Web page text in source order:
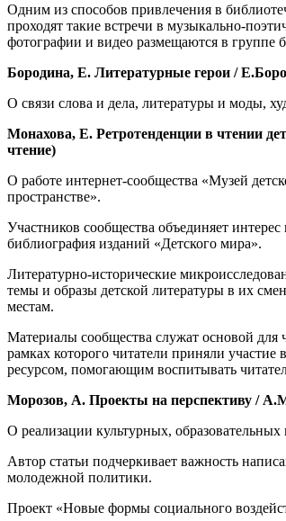
Одним из способов привлечения в
проходят такие встречи в музыкально-
фотографии и видео размещаются в группе
Бородина, Е. Литературные герои /
О связи слова и дела, литературы и моды,
Монахова, Е. Ретротенденции в чтении
чтение)
О работе интернет-сообщества «Музей
пространстве».
Участников сообщества объединяет
библиография изданий «Детского мира».
Литературно-исторические
темы и образы детской литературы в их
местам.
Материалы сообщества служат основой
рамках которого читатели приняли
ресурсом, помогающим воспитывать
Морозов, А. Проекты на перспективу /
О реализации культурных,
Автор статьи подчеркивает важность
молодежной политики.
Проект «Новые формы социального